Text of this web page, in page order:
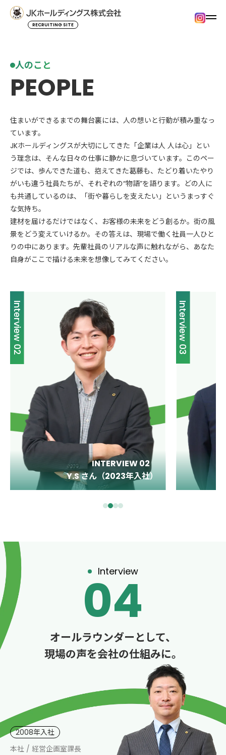
RECRUITING SITE
人のこと
PEOPLE
住まいができるまでの舞台裏には、人の想いと行動が積み重なっ
ています。
JKホールディングスが大切にしてきた「企業は人 人は心」とい
う理念は、そんな日々の仕事に静かに息づいています。このペー
ジでは、歩んできた道も、抱えてきた葛藤も、たどり着いたやり
がいも違う社員たちが、それぞれの“物語”を語ります。どの人に
も共通しているのは、「街や暮らしを支えたい」というまっすぐ
な気持ち。
建材を届けるだけではなく、お客様の未来をどう創るか。街の風
景をどう変えていけるか。その答えは、現場で働く社員一人ひと
りの中にあります。先輩社員のリアルな声に触れながら、あなた
自身がここで描ける未来を想像してみてください。
Interview 03
INTERVIEW 03
Y.T さん（2017年入社）
Interview 04
Interview
04
オールラウンダーとして、
現場の声を会社の仕組みに。
2008年入社
本社 / 経営企画室課長